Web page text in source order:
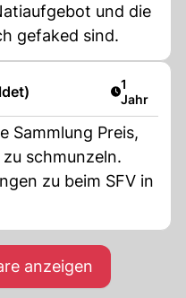
und die
gefaked sind.
Artikel
1
Jahr
Sammlung Preis,
schmunzeln.
zu beim SFV in
anzeigen